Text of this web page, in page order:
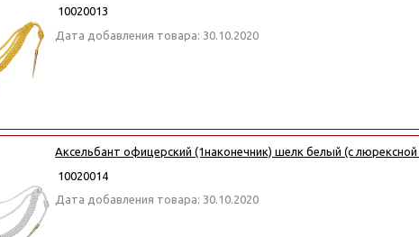
10020013
Дата добавления товара: 30.10.2020
Аксельбант офицерский (1наконечник) шелк белый (с
10020014
Дата добавления товара: 30.10.2020